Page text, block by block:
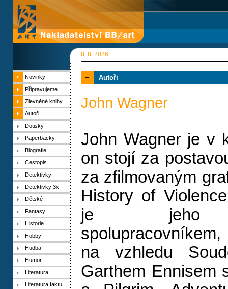
8. 8. 2026
Novinky
Připravujeme
Zlevněné knihy
Autoři
Dotisky
Paperbacky
Biografie
Cestopis
Detektivky
Detektivky 3x
Dětské
Fantasy
Historie
Hobby
Hudba
Humor
Literatura
Literatura faktu
Autoři
John Wagner
John Wagner je v
on stojí za
za zfilmovaným
History of
je jeho
na vzhledu
Garthem Ennisem